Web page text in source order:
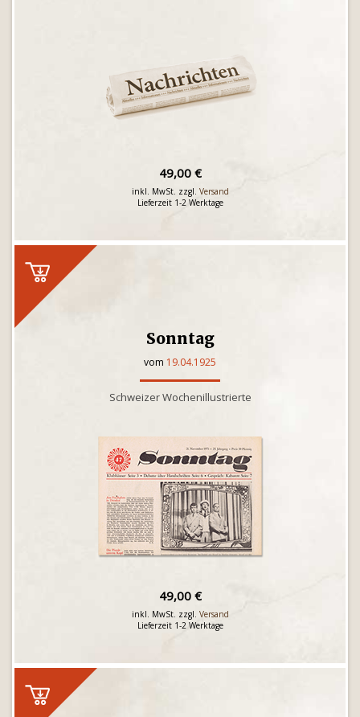
49,00 €
inkl. MwSt. zzgl. Versand
Lieferzeit 1-2 Werktage
Sonntag
vom 19.04.1925
Schweizer Wochenillustrierte
49,00 €
inkl. MwSt. zzgl. Versand
Lieferzeit 1-2 Werktage